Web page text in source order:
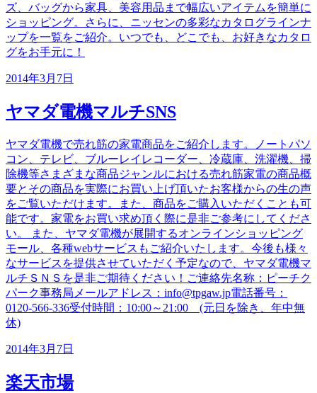
ズ、バッグから家具、美容用品まで幅広いアイテムを簡単に
ショッピング。さらに、ニッセンの多彩なカタログラインナ
ップを一覧をご紹介。いつでも、どこでも、お好きなカタロ
グをお手元に！
2014年3月7日
ヤマダ電機マルチSNS
ヤマダ電機で売れ筋の家電商品をご紹介します。ノートパソ
コン、テレビ、ブルーレイレコーダー、冷蔵庫、洗濯機、掃
除機等さまざまな商品ジャンルにおける売れ筋家電の商品概
要とその商品を実際にお買い上げ頂いたお客様からの生の声
をご覧いただけます。また、商品をご購入いただくことも可
能です。家電をお買い求め頂く際に是非ご参考にしてくださ
い。 また、ヤマダ電機が展開するオンラインショッピング
モール、各種webサービスもご紹介いたします。今後も様々
なサービスを提供させていただく予定なので、ヤマダ電機マ
ルチＳＮＳを是非ご期待ください！ご連絡先名称：ピーチク
パーク事務局メールアドレス：info@tpgaw.jp電話番号：
0120-566-336受付時間：10:00～21:00 (元日を除き、年中無
休)
2014年3月7日
楽天市場